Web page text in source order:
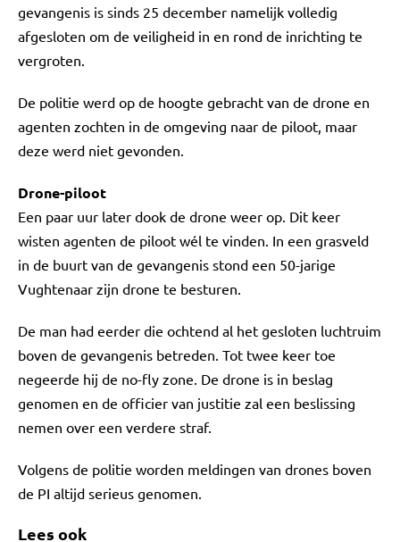
gevangenis is sinds 25 december namelijk volledig
afgesloten om de veiligheid in en rond de inrichting te
vergroten.
De politie werd op de hoogte gebracht van de drone en
agenten zochten in de omgeving naar de piloot, maar
deze werd niet gevonden.
Drone-piloot
Een paar uur later dook de drone weer op. Dit keer
wisten agenten de piloot wél te vinden. In een grasveld
in de buurt van de gevangenis stond een 50-jarige
Vughtenaar zijn drone te besturen.
De man had eerder die ochtend al het gesloten luchtruim
boven de gevangenis betreden. Tot twee keer toe
negeerde hij de no-fly zone. De drone is in beslag
genomen en de officier van justitie zal een beslissing
nemen over een verdere straf.
Volgens de politie worden meldingen van drones boven
de PI altijd serieus genomen.
Lees ook